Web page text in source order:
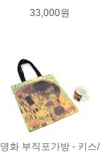
33,000원
명화 부직포가방 - 키스/